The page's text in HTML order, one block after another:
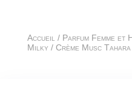
Accueil / Parfum Femme et
Milky / Crème Musc